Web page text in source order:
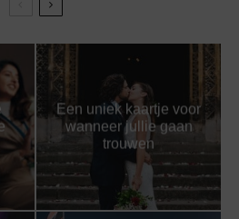
Een uniek kaartje voor
wanneer jullie gaan
trouwen